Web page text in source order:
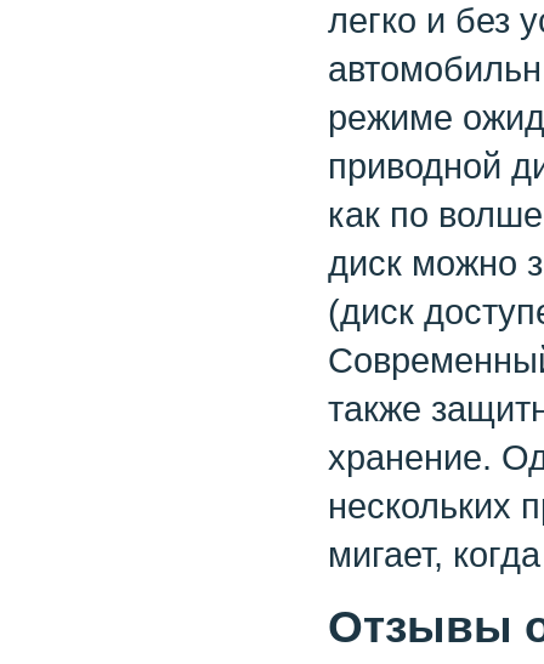
легко и без
режиме
приводной
как по
диск можно
(диск
также
хранение.
нескольких
мигает,
Отзывы